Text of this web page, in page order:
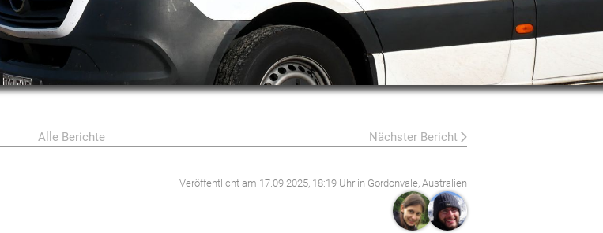
Alle Berichte Nächster Bericht
Veröffentlicht am 17.09.2025, 18:19 Uhr in Gordonvale, Australien